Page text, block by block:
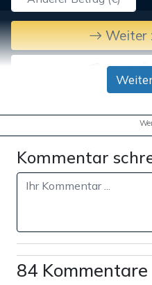
Weiter
Bank-
Kommentar
84 Kommentare